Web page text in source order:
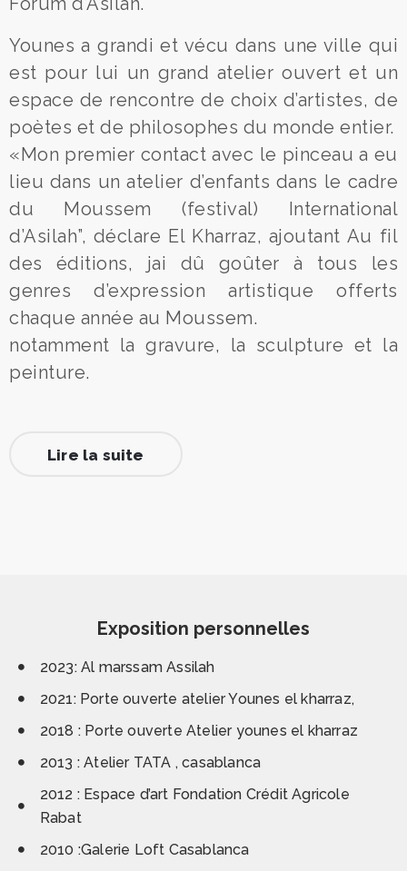
Younes a grandi et vécu dans une ville qui
est pour lui un grand atelier ouvert et un
espace de rencontre de choix d’artistes, de
poètes et de philosophes du monde entier.
«Mon premier contact avec le pinceau a eu
lieu dans un atelier d’enfants dans le cadre
du Moussem (festival) International
d’Asilah”, déclare El Kharraz, ajoutant Au fil
des éditions, jai dû goûter à tous les
genres d’expression artistique offerts
chaque année au Moussem.
notamment la gravure, la sculpture et la
peinture.
Lire la suite
Exposition personnelles
2023: Al marssam Assilah
2021: Porte ouverte atelier Younes el kharraz,
2018 : Porte ouverte Atelier younes el kharraz
2013 : Atelier TATA , casablanca
2012 : Espace d’art Fondation Crédit Agricole
Rabat
2010 :Galerie Loft Casablanca